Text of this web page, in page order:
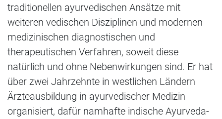
traditionellen ayurvedischen Ansätze mit
weiteren vedischen Disziplinen und modernen
medizinischen diagnostischen und
therapeutischen Verfahren, soweit diese
natürlich und ohne Nebenwirkungen sind. Er hat
über zwei Jahrzehnte in westlichen Ländern
Ärzteausbildung in ayurvedischer Medizin
organisiert, dafür namhafte indische Ayurveda-